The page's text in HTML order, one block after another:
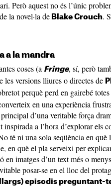
Però aquest no és l’únic
la novel·la de Blake Crouch.
a la mandra
coses (a Fringe, sí, però
les versions lliures o directes de
perquè perd en gairebé
en una experiència
d’una veritable força
inspirada a l’hora d’explorar els
té ni una sola seqüència en què
en què el pla serveixi per
en imatges d’un text més o
posar-se en el lloc del
episodis preguntant-